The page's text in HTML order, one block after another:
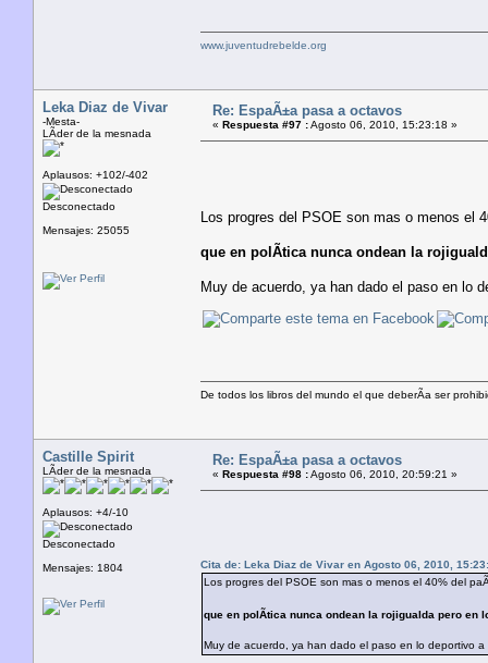
www.juventudrebelde.org
Leka Diaz de Vivar
-Mesta-
LÃ­der de la mesnada
Aplausos: +102/-402
Desconectado
Mensajes: 25055
Re: EspaÃ±a pasa a octavos
« Respuesta #97 :Agosto 06, 2010, 15:23:18 »
Los progres del PSOE son mas o menos
que en polÃ­tica nunca ondean la
Muy de acuerdo, ya han dado el paso en lo
De todos los libros del mundo el que deberÃ­a ser
Castille Spirit
LÃ­der de la mesnada
Aplausos: +4/-10
Desconectado
Mensajes: 1804
Re: EspaÃ±a pasa a octavos
« Respuesta #98 :Agosto 06, 2010, 20:59:21 »
Cita de: Leka Diaz de Vivar en Agosto 06, 2010,
Los progres del PSOE son mas o menos el 40% del
que en polÃ­tica nunca ondean la rojigualda pero en
Muy de acuerdo, ya han dado el paso en lo deportivo